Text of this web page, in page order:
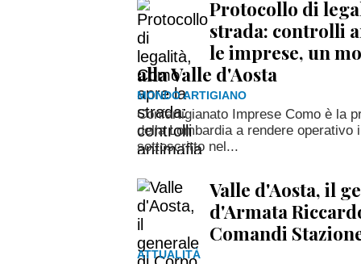
Protocollo di
strada: controlli
le imprese, un
alla Valle d'Aosta
MONDO ARTIGIANO
Confartigianato Imprese Como è la
della Lombardia a rendere operativo
sottoscritto nel...
Valle d'Aosta, il
d'Armata
Comandi
ATTUALITÀ